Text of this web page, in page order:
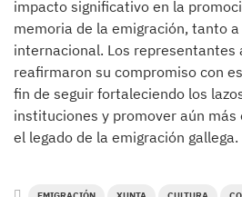
impacto significativo en la
memoria de la emigración, tanto
internacional. Los representantes
reafirmaron su compromiso con
fin de seguir fortaleciendo los
instituciones y promover aún
el legado de la emigración gallega.